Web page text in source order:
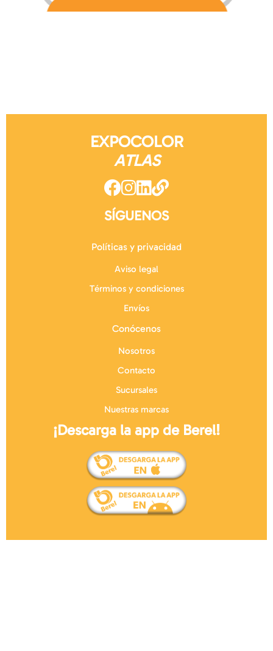
EXPOCOLOR
ATLAS
SÍGUENOS
Políticas y privacidad
Aviso legal
Términos y condiciones
Envíos
Conócenos
Nosotros
Contacto
Sucursales
Nuestras marcas
¡Descarga la app de Berel!